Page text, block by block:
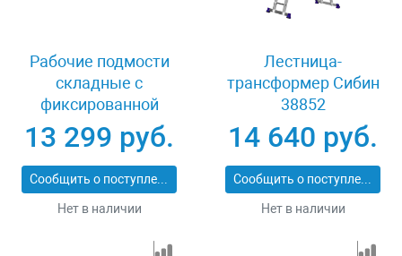
Рабочие подмости
складные с
фиксированной
площадкой 3х6х3
ступени Сибин РП-36
38843
13 299 руб.
Сообщить о поступлении
Нет в наличии
Лестница-
трансформер Сибин
38852
14 640 руб.
Сообщить о поступлении
Нет в наличии